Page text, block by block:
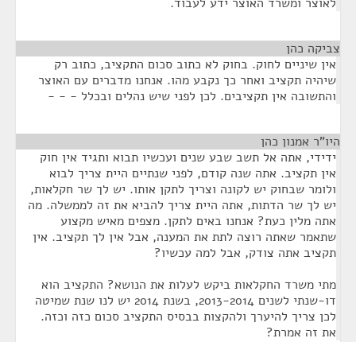
צביקה כהן
אין שיניים לחוק. בחוק לא כתוב סכום התקציב, כתוב רק
שיהיה תקציב ואחר כך נקבע מהו. אנחנו מדברים עם האוצר
והתשובה אין תקציבים. לכן לפני שיש נהלים ובכלל - - -
היו"ר אמנון כהן
ידידי, אתה אל תשב שבע שנים ועכשיו תבוא ותגיד אין חוק
אין תקציב. אתה שנה קודם, לפני שנתיים היית צריך לבוא
ולומר שבחוק יש לקונה וצריך לתקן אותו. יש לך שר חקלאות,
יש לך שר הדתות, אתה היית צריך להביא את זה לממשלה. מה
אתה מלין כעת? אנחנו באים לתקן. מצפים מאיש מקצוע
שתאמר שאתה רוצה לתת את המענה, אבל אין לך תקציב. אין
תקציב אתה צודק, אבל למה עכשיו?
מתי משרד החקלאות ביקש לעלות את הנושא? התקציב הוא
דו-שנתי לשנים 2013-2014, בשנת 2014 יש לנו שנת שמיטה
לכן צריך להיערך ולהקצות בבסיס התקציב סכום כזה וכזה.
את זה אמרת?